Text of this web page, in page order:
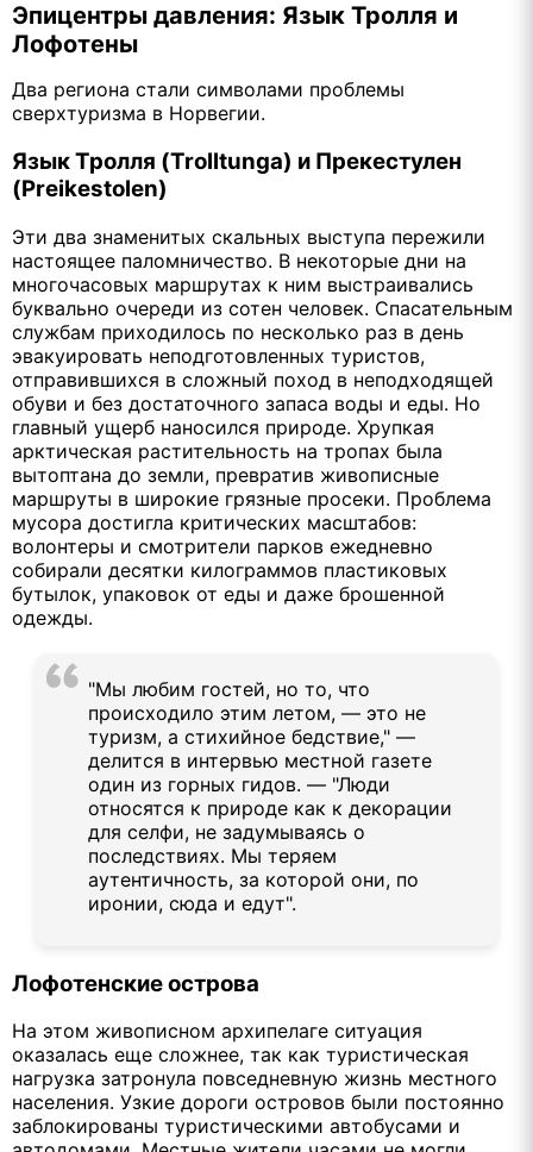
Эпицентры давления: Язык Тролля и
Лофотены
Два региона стали символами проблемы
сверхтуризма в Норвегии.
Язык Тролля (Trolltunga) и Прекестулен
(Preikestolen)
Эти два знаменитых скальных выступа пережили
настоящее паломничество. В некоторые дни на
многочасовых маршрутах к ним выстраивались
буквально очереди из сотен человек. Спасательным
службам приходилось по несколько раз в день
эвакуировать неподготовленных туристов,
отправившихся в сложный поход в неподходящей
обуви и без достаточного запаса воды и еды. Но
главный ущерб наносился природе. Хрупкая
арктическая растительность на тропах была
вытоптана до земли, превратив живописные
маршруты в широкие грязные просеки. Проблема
мусора достигла критических масштабов:
волонтеры и смотрители парков ежедневно
собирали десятки килограммов пластиковых
бутылок, упаковок от еды и даже брошенной
одежды.
"Мы любим гостей, но то, что
происходило этим летом, — это не
туризм, а стихийное бедствие," —
делится в интервью местной газете
один из горных гидов. — "Люди
относятся к природе как к декорации
для селфи, не задумываясь о
последствиях. Мы теряем
аутентичность, за которой они, по
иронии, сюда и едут".
Лофотенские острова
На этом живописном архипелаге ситуация
оказалась еще сложнее, так как туристическая
нагрузка затронула повседневную жизнь местного
населения. Узкие дороги островов были постоянно
заблокированы туристическими автобусами и